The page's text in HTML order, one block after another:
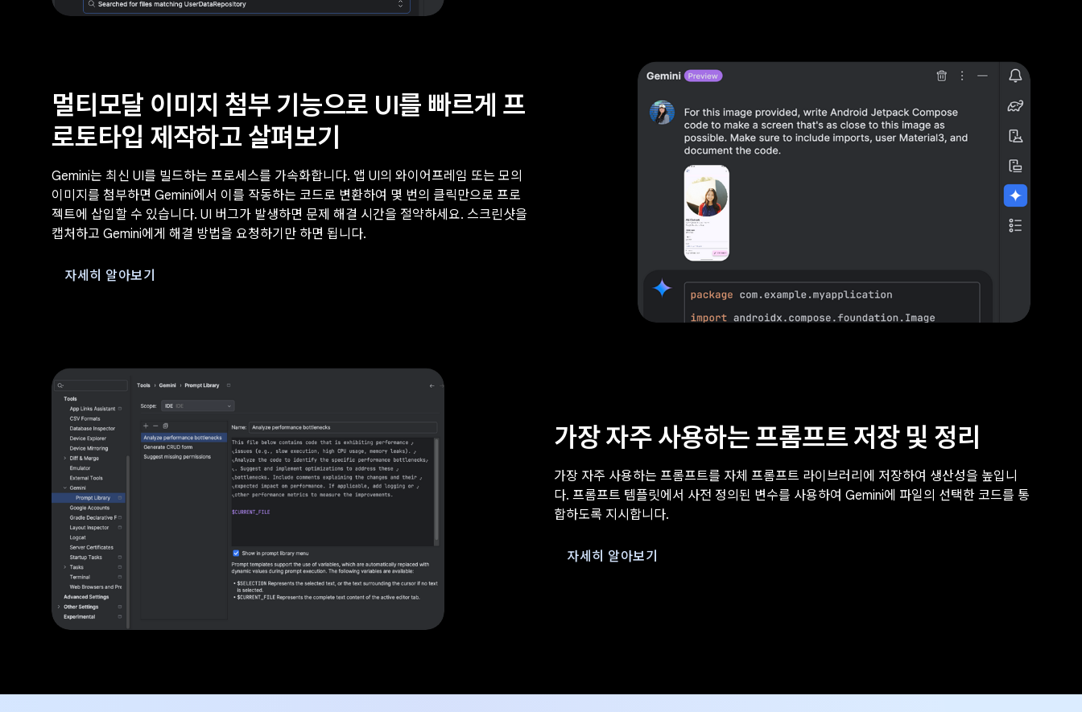
멀티모달 이미지 첨부 기능으로 UI를 빠르게 프
로토타입 제작하고 살펴보기
Gemini는 최신 UI를 빌드하는 프로세스를 가속화합니다. 앱 UI의 와이어프레임 또는 모의
이미지를 첨부하면 Gemini에서 이를 작동하는 코드로 변환하여 몇 번의 클릭만으로 프로
젝트에 삽입할 수 있습니다. UI 버그가 발생하면 문제 해결 시간을 절약하세요. 스크린샷을
캡처하고 Gemini에게 해결 방법을 요청하기만 하면 됩니다.
자세히 알아보기
가장 자주 사용하는 프롬프트 저장 및 정리
가장 자주 사용하는 프롬프트를 자체 프롬프트 라이브러리에 저장하여 생산성을 높입니
다. 프롬프트 템플릿에서 사전 정의된 변수를 사용하여 Gemini에 파일의 선택한 코드를 통
합하도록 지시합니다.
자세히 알아보기